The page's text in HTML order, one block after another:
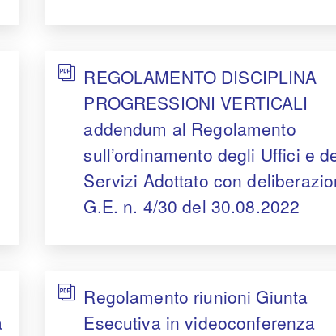
REGOLAMENTO DISCIPLINA
PROGRESSIONI VERTICALI
addendum al Regolamento
sull’ordinamento degli Uffici e
Servizi Adottato con
G.E. n. 4/30 del 30.08.2022
Regolamento riunioni Giunta
Esecutiva in videoconferenza